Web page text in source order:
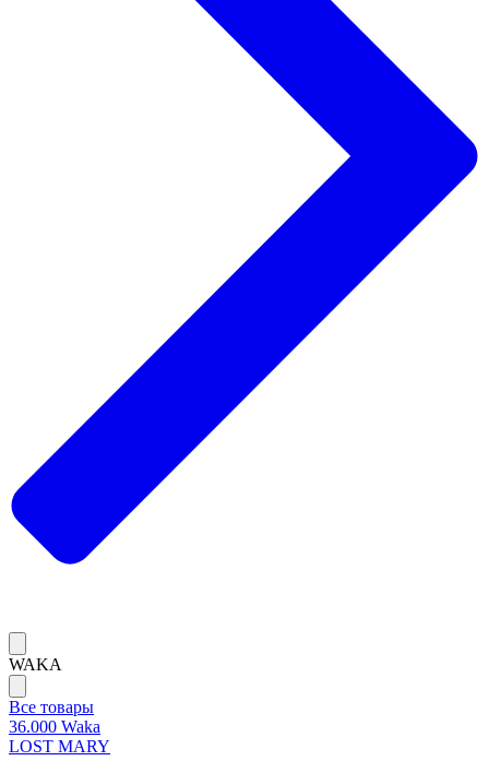
WAKA
Все товары
36.000 Waka
LOST MARY